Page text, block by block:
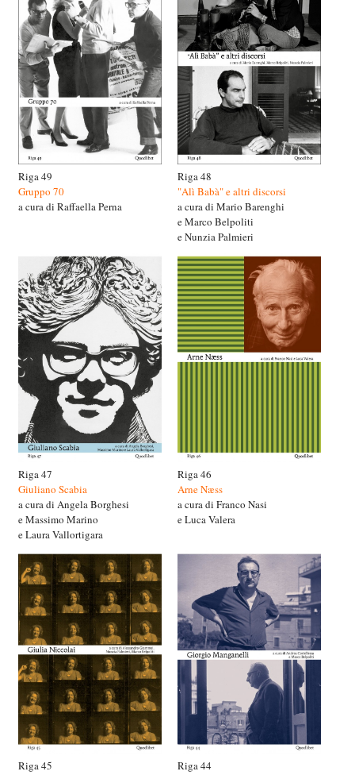
Riga 49
Gruppo 70
a cura di Raffaella Perna
Riga 48
"Alì Babà" e altri discorsi
a cura di Mario Barenghi
e Marco Belpoliti
e Nunzia Palmieri
Riga 47
Giuliano Scabia
a cura di Angela Borghesi
e Massimo Marino
e Laura Vallortigara
Riga 46
Arne Næss
a cura di Franco Nasi
e Luca Valera
Riga 45
Riga 44